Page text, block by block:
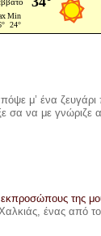
μ’ ένα
σα να με γνώριζε
της
ένας από